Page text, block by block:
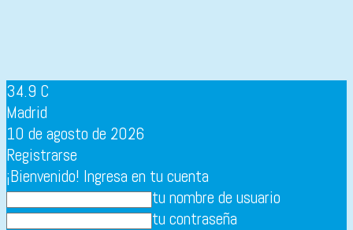
34.9 C
Madrid
10 de agosto de 2026
Registrarse
¡Bienvenido! Ingresa en tu cuenta
tu nombre de usuario
tu contraseña